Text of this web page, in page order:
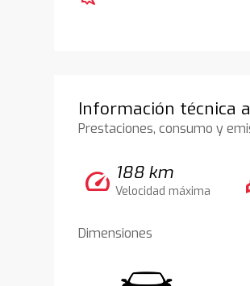
Información técnica
Prestaciones, consumo y
speed 188 km
Velocidad máxima
Dimensiones